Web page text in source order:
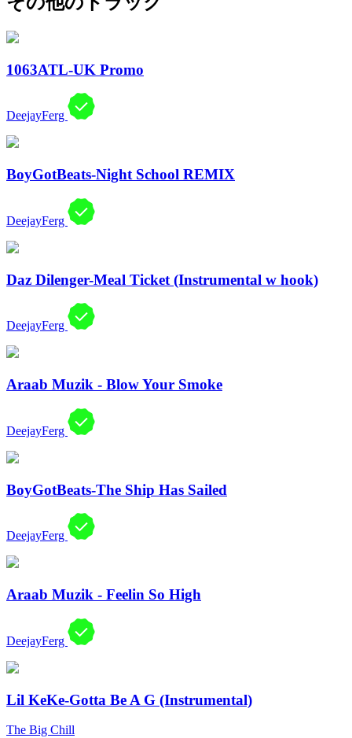
1063ATL-UK Promo
DeejayFerg
BoyGotBeats-Night School REMIX
DeejayFerg
Daz Dilenger-Meal Ticket (Instrumental w hook)
DeejayFerg
Araab Muzik - Blow Your Smoke
DeejayFerg
BoyGotBeats-The Ship Has Sailed
DeejayFerg
Araab Muzik - Feelin So High
DeejayFerg
Lil KeKe-Gotta Be A G (Instrumental)
The Big Chill